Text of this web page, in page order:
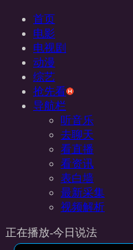
首页
电影
电视剧
动漫
综艺
抢先看
导航栏
听音乐
去聊天
看直播
看资讯
表白墙
最新采集
视频解析
正在播放-今日说法